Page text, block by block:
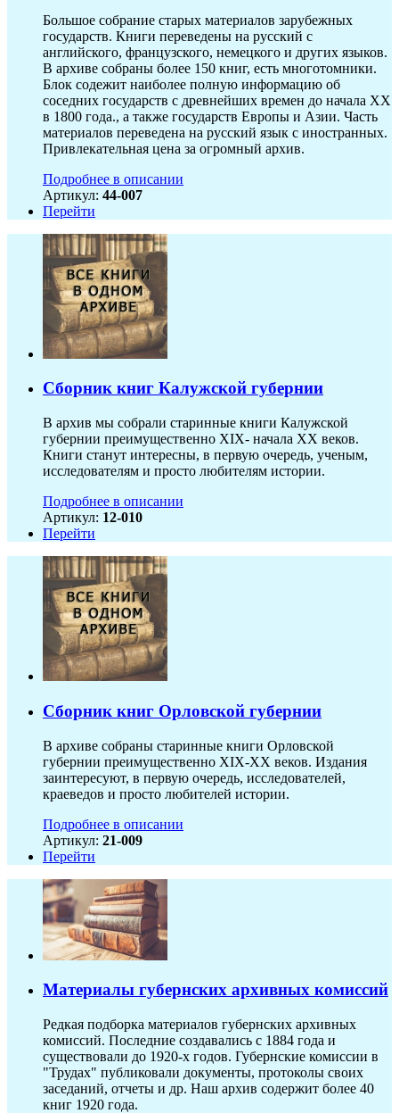
Большое собрание старых материалов зарубежных
государств. Книги переведены на русский с
английского, французского, немецкого и других языков.
В архиве собраны более 150 книг, есть многотомники.
Блок содежит наиболее полную информацию об
соседних государств с древнейших времен до начала XX
в 1800 года., а также государств Европы и Азии. Часть
материалов переведена на русский язык с иностранных.
Привлекательная цена за огромный архив.
Подробнее в описании
Артикул: 44-007
Перейти
Сборник книг Калужской губернии
В архив мы собрали старинные книги Калужской
губернии преимущественно XIX- начала ХХ веков.
Книги станут интересны, в первую очередь, ученым,
исследователям и просто любителям истории.
Подробнее в описании
Артикул: 12-010
Перейти
Сборник книг Орловской губернии
В архиве собраны старинные книги Орловской
губернии преимущественно XIX-ХХ веков. Издания
заинтересуют, в первую очередь, исследователей,
краеведов и просто любителей истории.
Подробнее в описании
Артикул: 21-009
Перейти
Материалы губернских архивных комиссий
Редкая подборка материалов губернских архивных
комиссий. Последние создавались с 1884 года и
существовали до 1920-х годов. Губернские комиссии в
"Трудах" публиковали документы, протоколы своих
заседаний, отчеты и др. Наш архив содержит более 40
книг 1920 года.